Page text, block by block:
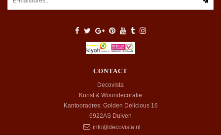
CONTACT
Decovista
Kunst & Woondecoratie
Kantooradres: Golden Delicious 16
6922AS Duiven
info@decovista.nl